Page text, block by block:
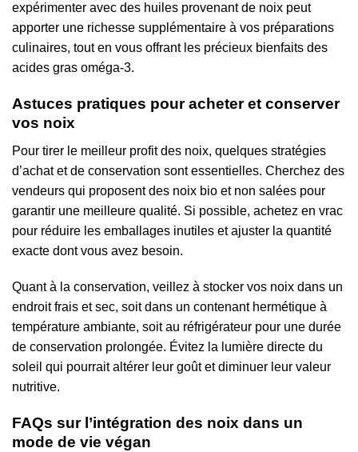
expérimenter avec des huiles provenant de noix peut
apporter une richesse supplémentaire à vos préparations
culinaires, tout en vous offrant les précieux bienfaits des
acides gras oméga-3.
Astuces pratiques pour acheter et conserver
vos noix
Pour tirer le meilleur profit des noix, quelques stratégies
d’achat et de conservation sont essentielles. Cherchez des
vendeurs qui proposent des noix bio et non salées pour
garantir une meilleure qualité. Si possible, achetez en vrac
pour réduire les emballages inutiles et ajuster la quantité
exacte dont vous avez besoin.
Quant à la conservation, veillez à stocker vos noix dans un
endroit frais et sec, soit dans un contenant hermétique à
température ambiante, soit au réfrigérateur pour une durée
de conservation prolongée. Évitez la lumière directe du
soleil qui pourrait altérer leur goût et diminuer leur valeur
nutritive.
FAQs sur l’intégration des noix dans un
mode de vie végan